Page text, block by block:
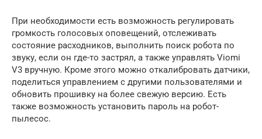
При необходимости есть возможность регулировать
громкость голосовых оповещений, отслеживать
состояние расходников, выполнить поиск робота по
звуку, если он где-то застрял, а также управлять Viomi
V3 вручную. Кроме этого можно откалибровать датчики,
поделиться управлением с другими пользователями и
обновить прошивку на более свежую версию. Есть
также возможность установить пароль на робот-
пылесос.